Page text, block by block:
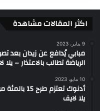
اكثر المقالات مشاهدة
9 يناير، 2023
مبابي يُدافع عن زيدان بعد
الرياضة تطالب بالاعتذار – يلا
10 مايو، 2023
أدنوك
يلا لايف